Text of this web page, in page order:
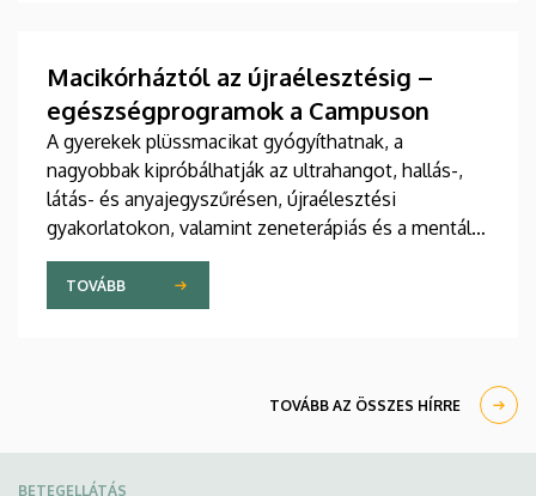
szerzője a Debreceni Egyetem egyetemi tanára.
Macikórháztól az újraélesztésig –
egészségprogramok a Campuson
A gyerekek plüssmacikat gyógyíthatnak, a
nagyobbak kipróbálhatják az ultrahangot, hallás-,
látás- és anyajegyszűrésen, újraélesztési
gyakorlatokon, valamint zeneterápiás és a mentális
egészséget támogató prevenciós foglalkozásokon
is részt vehetnek a július 22-én kezdődő Campus
Fesztiválon. A Debreceni Egyetem Klinikai
Egyetem téren felállított faházaknál, illetve a
Központban.
TOVÁBB
TOVÁBB AZ ÖSSZES HÍRRE
BETEGELLÁTÁS